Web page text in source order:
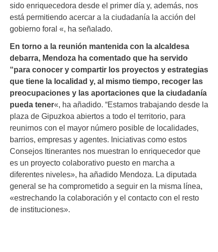
sido enriquecedora desde el primer día y, además, nos
está permitiendo acercar a la ciudadanía la acción del
gobierno foral «, ha señalado.
En torno a la reunión mantenida con la alcaldesa
debarra, Mendoza ha comentado que ha servido
“para conocer y compartir los proyectos y estrategias
que tiene la localidad y, al mismo tiempo, recoger las
preocupaciones y las aportaciones que la ciudadanía
pueda tener«, ha añadido. “Estamos trabajando desde la
plaza de Gipuzkoa abiertos a todo el territorio, para
reunirnos con el mayor número posible de localidades,
barrios, empresas y agentes. Iniciativas como estos
Consejos Itinerantes nos muestran lo enriquecedor que
es un proyecto colaborativo puesto en marcha a
diferentes niveles», ha añadido Mendoza. La diputada
general se ha comprometido a seguir en la misma línea,
«estrechando la colaboración y el contacto con el resto
de instituciones».